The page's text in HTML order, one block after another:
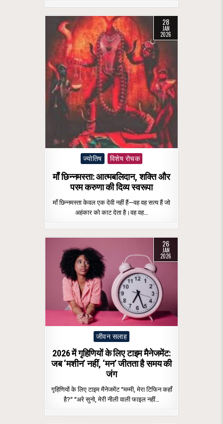
28
JAN
2026
Posted
ज्योतिष विशेष रोचक
माँ छिन्नमस्ता: आत्मबलिदान, शक्ति और
परम करुणा की दिव्य स्वरूपा
माँ छिन्नमस्ता केवल एक देवी नहीं हैं—वह वह सत्य हैं जो
अहंकार को काट देता है।वह वह…
26
JAN
2026
Posted
जीवन सलाह
2026 में गृहिणियों के लिए टाइम मैनेजमेंट:
जब ‘मशीन’ नहीं, ‘मन’ जीतता है समय की
जंग
गृहिणियों के लिए टाइम मैनेजमेंट “मम्मी, मेरा टिफिन कहाँ
है?“ “अरे सुनो, मेरी नीली वाली फाइल नहीं…